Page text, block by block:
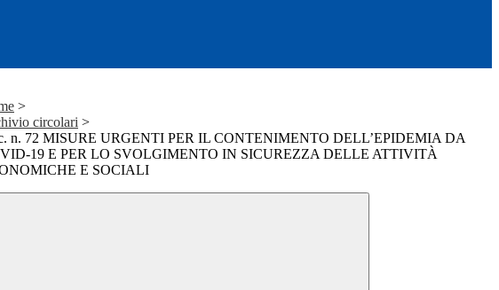
>
circolari >
n. 72 MISURE URGENTI PER IL CONTENIMENTO DELL’EPIDEMIA DA
19 E PER LO SVOLGIMENTO IN SICUREZZA DELLE ATTIVITÀ
E SOCIALI